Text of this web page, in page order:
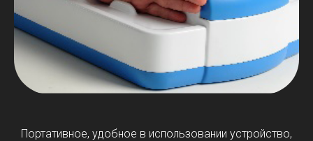
Портативное, удобное в использовании устройство,